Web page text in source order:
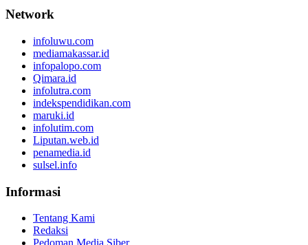
Network
infoluwu.com
mediamakassar.id
infopalopo.com
Qimara.id
infolutra.com
indekspendidikan.com
maruki.id
infolutim.com
Liputan.web.id
penamedia.id
sulsel.info
Informasi
Tentang Kami
Redaksi